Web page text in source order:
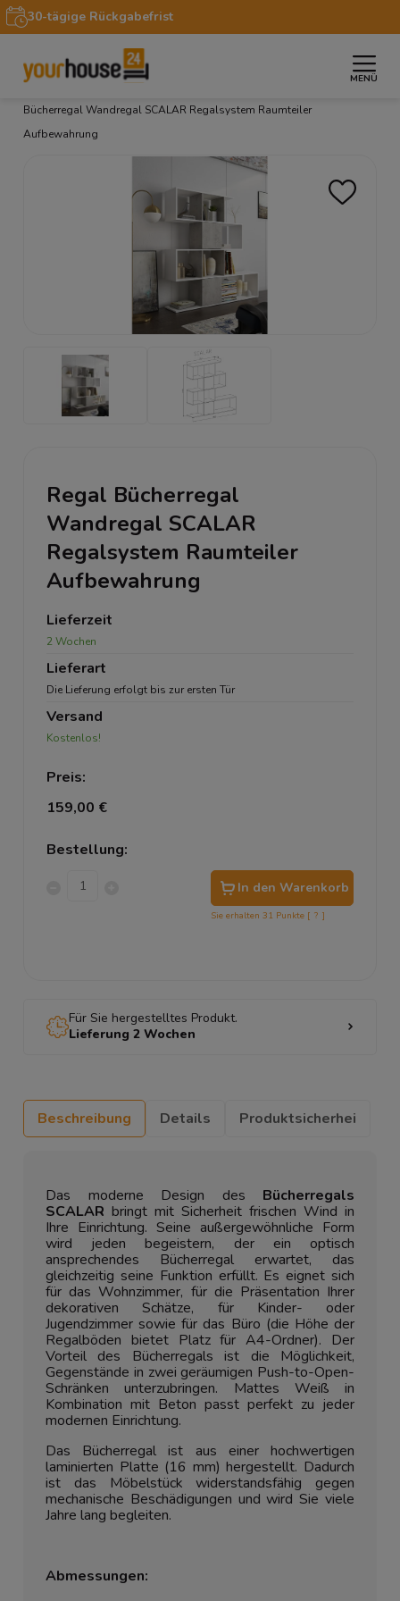
30-tägige Rückgabefrist
MENÜ
Startseite » Möbel
Bücherregal Wandregal SCALAR Regalsystem Raumteiler
Aufbewahrung
Regal Bücherregal
Wandregal SCALAR
Regalsystem Raumteiler
Aufbewahrung
Lieferzeit
2 Wochen
Lieferart
Die Lieferung erfolgt bis zur ersten Tür
Versand
Kostenlos!
Preis:
159,00 €
Bestellung:
In den Warenkorb
Sie erhalten 31 Punkte [ ? ]
Für Sie hergestelltes Produkt.
Lieferung 2 Wochen
Beschreibung Details Produktsicherhei
Das moderne Design des Bücherregals
SCALAR bringt mit Sicherheit frischen Wind in
Ihre Einrichtung. Seine außergewöhnliche Form
wird jeden begeistern, der ein optisch
ansprechendes Bücherregal erwartet, das
gleichzeitig seine Funktion erfüllt. Es eignet sich
für das Wohnzimmer, für die Präsentation Ihrer
dekorativen Schätze, für Kinder- oder
Jugendzimmer sowie für das Büro (die Höhe der
Regalböden bietet Platz für A4-Ordner). Der
Vorteil des Bücherregals ist die Möglichkeit,
Gegenstände in zwei geräumigen Push-to-Open-
Schränken unterzubringen. Mattes Weiß in
Kombination mit Beton passt perfekt zu jeder
modernen Einrichtung.
Das Bücherregal ist aus einer hochwertigen
laminierten Platte (16 mm) hergestellt. Dadurch
ist das Möbelstück widerstandsfähig gegen
mechanische Beschädigungen und wird Sie viele
Jahre lang begleiten.
Abmessungen: